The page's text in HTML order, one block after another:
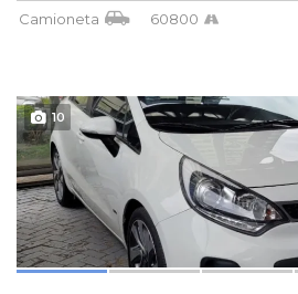
Camioneta 60800
10